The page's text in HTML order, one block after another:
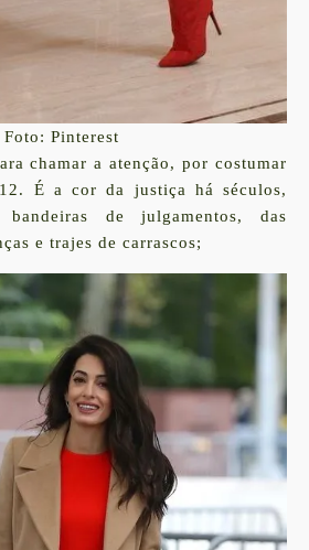
Foto: Pinterest
chamar a atenção, por costumar
É a cor da justiça há séculos,
de julgamentos, das
e trajes de carrascos;